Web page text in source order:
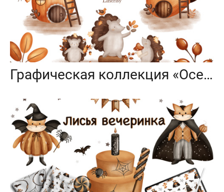
Графическая коллекция «Осенние домики»